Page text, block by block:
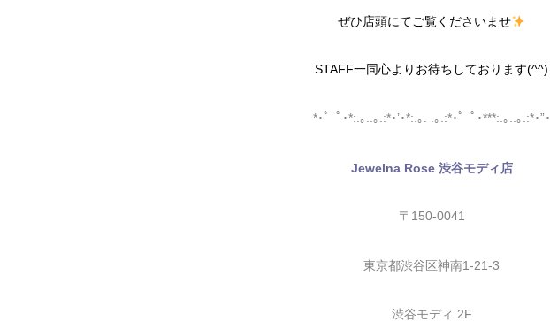
ぜひ店頭にてご覧くださいませ
STAFF一同心よりお待ちしております(^^)
*･゜ﾟ･*:.｡..｡.:*･’･*:.｡. .｡.:*･゜ﾟ･***:.｡..｡.:*･”･
Jewelna Rose 渋谷モディ店
〒150-0041
東京都渋谷区神南1-21-3
渋谷モディ 2F